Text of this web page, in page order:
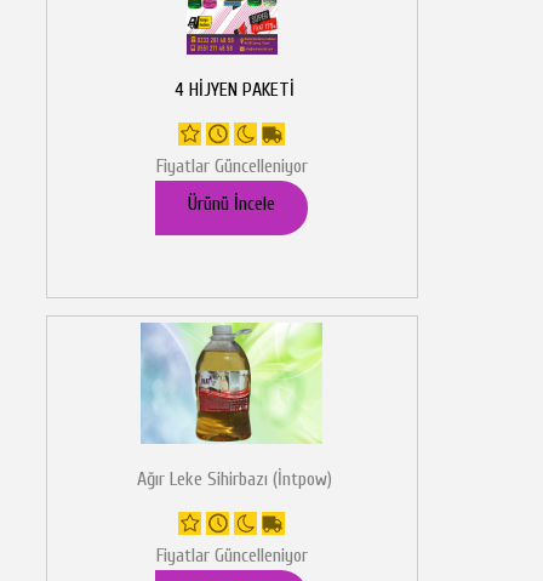
4 HİJYEN PAKETİ
Fiyatlar Güncelleniyor
Ürünü İncele
Ağır Leke Sihirbazı (İntpow)
Fiyatlar Güncelleniyor